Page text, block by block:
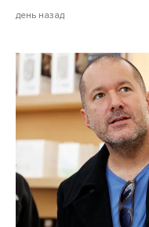
день назад